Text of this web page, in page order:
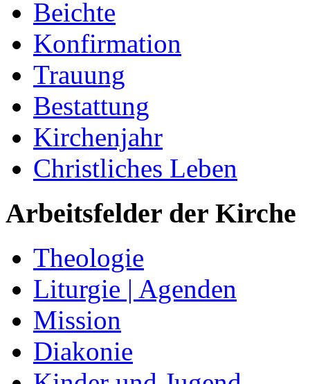
Beichte
Konfirmation
Trauung
Bestattung
Kirchenjahr
Christliches Leben
Arbeitsfelder der Kirche
Theologie
Liturgie | Agenden
Mission
Diakonie